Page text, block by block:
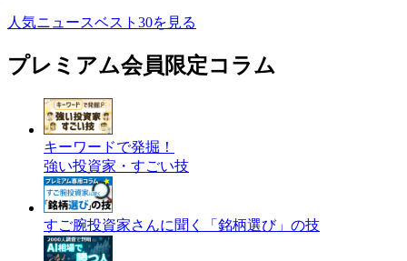
人気ニュースベスト30を見る
プレミアム会員限定コラム
キーワードで発掘！
強い投資家・すごい技
すご腕投資家さんに聞く「銘柄選び」の技